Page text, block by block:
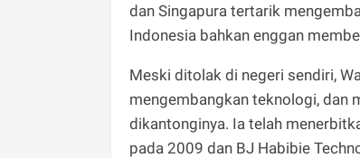
dan Singapura tertarik
Indonesia bahkan enggan
Meski ditolak di negeri sendiri,
mengembangkan teknologi, dan
dikantonginya. Ia telah
pada 2009 dan BJ Habibie